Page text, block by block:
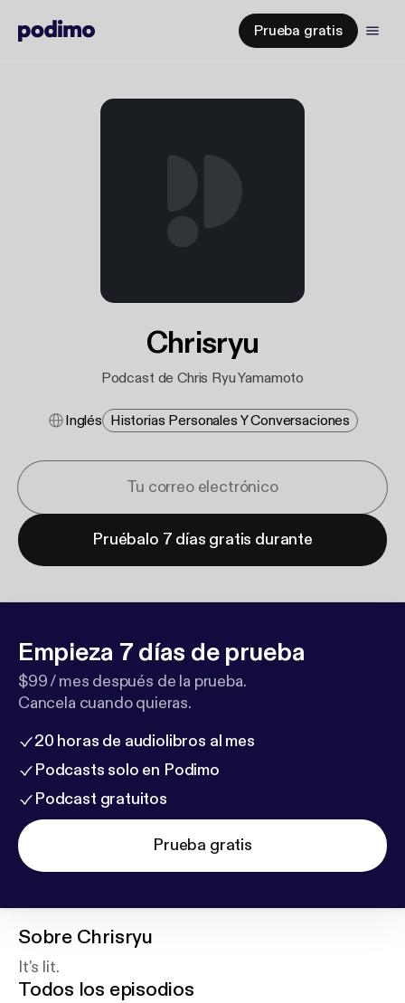
Prueba gratis
Chrisryu
Podcast de Chris Ryu Yamamoto
Inglés Historias Personales Y Conversaciones
Pruébalo 7 días gratis durante
Empieza 7 días de prueba
$99 / mes después de la prueba.
Cancela cuando quieras.
20 horas de audiolibros al mes
Podcasts solo en Podimo
Podcast gratuitos
Prueba gratis
Sobre Chrisryu
It's lit.
Todos los episodios